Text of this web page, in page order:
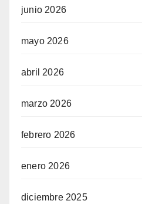
junio 2026
mayo 2026
abril 2026
marzo 2026
febrero 2026
enero 2026
diciembre 2025